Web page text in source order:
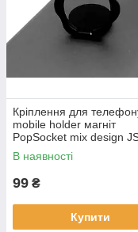
Кріплення для
mobile holder магніт
PopSocket mix design
В наявності
99 ₴
Купити